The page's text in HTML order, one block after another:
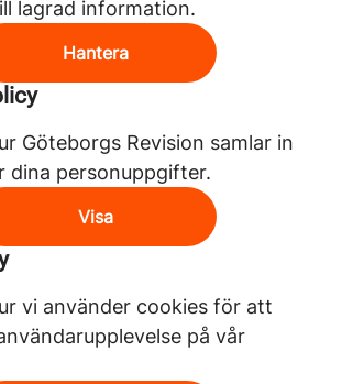
lagrad information.
Hantera
Göteborgs Revision samlar in
dina personuppgifter.
Visa
vi använder cookies för att
på vår